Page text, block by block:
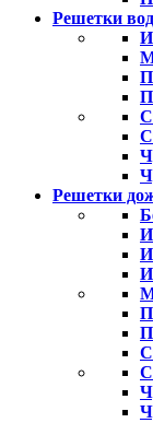
Решетки
Решетки